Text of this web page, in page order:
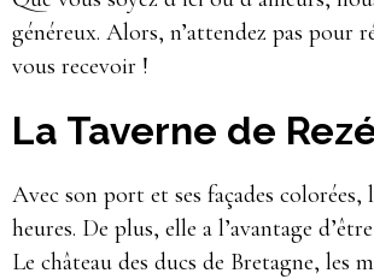
généreux. Alors, n’attendez pas pour
vous recevoir !
La Taverne de
Avec son port et ses façades
heures. De plus, elle a l’avantage
Le château des ducs de Bretagne, les